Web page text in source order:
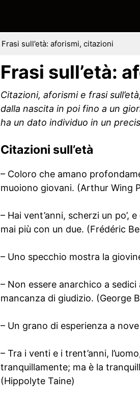
Frasi sull’età: aforismi, citazioni
Frasi sull’età:
Citazioni, aforismi e frasi
dalla nascita in poi fino a un
ha un dato individuo in un
Citazioni sull’età
– Coloro che amano
muoiono giovani. (Arthur Wing
– Hai vent’anni, scherzi un
mai più con un due. (Frédéric
– Uno specchio mostra la
– Non essere anarchico a
mancanza di giudizio. (George
– Un grano di esperienza a
– Tra i venti e i trent’anni,
tranquillamente; ma è la
(Hippolyte Taine)